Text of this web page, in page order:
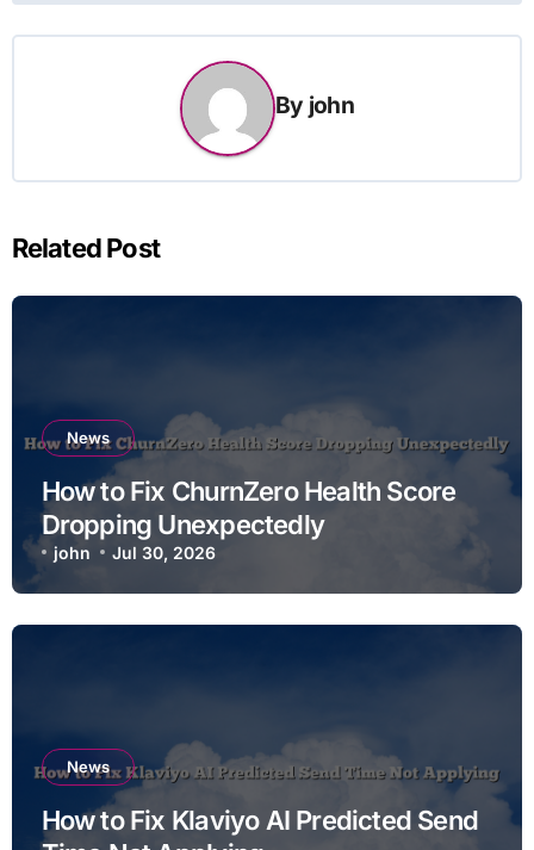
By john
Related Post
News
How to Fix ChurnZero Health Score
Dropping Unexpectedly
john Jul 30, 2026
News
How to Fix Klaviyo AI Predicted Send